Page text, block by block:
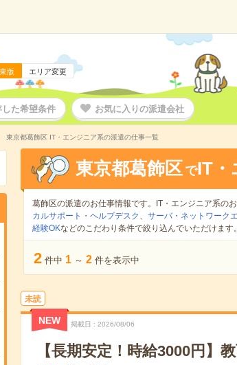
版 エリア変更
した希望条件 お気に入りの派遣会社
東京都葛飾区 IT・エンジニア系の派遣の仕事一覧
東京都葛飾区 でIT・
葛飾区の派遣のお仕事情報です。IT・エンジニア系のお
カルサポート・ヘルプデスク 、 サーバ・ネットワーク
経験OKなどのこだわり条件で絞り込んでいただけます。
2 件中 1 ～ 2 件を表示中
未読
NEW 掲載日 2026/08/06
【長期安定！時給3000円】